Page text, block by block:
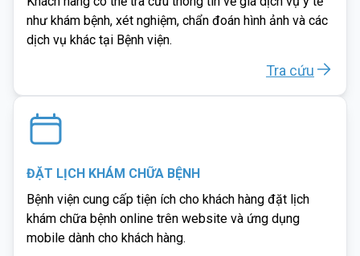
như khám bệnh, xét nghiệm, chẩn đoán hình ảnh và các
dịch vụ khác tại Bệnh viện.
Tra cứu
ĐẶT LỊCH KHÁM CHỮA BỆNH
Bệnh viện cung cấp tiện ích cho khách hàng đặt lịch
khám chữa bệnh online trên website và ứng dụng
mobile dành cho khách hàng.